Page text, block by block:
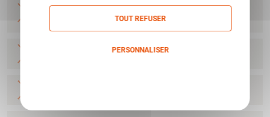
CHARGEUR A7/M CAL 25-06/270W/30-06
CHARGEUR A7/MCAL 7MMRM/338WIN
TOUT REFUSER
PERSONNALISER